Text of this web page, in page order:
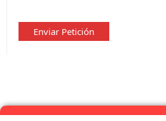
privacidad*
Enviar Petición